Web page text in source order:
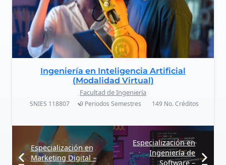
Ingeniería en Inteligencia Artificial
(Modalidad Virtual)
Facultad de Ingeniería
SNIES 118807 9 Periodos Semestres 149 No. Créditos
Especialización en
Marketing Digital –
Especialización en
Ingeniería de
Software –